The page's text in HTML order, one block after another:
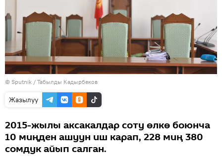
© Sputnik / Табылды Кадырбеков
Жазылуу
2015-жылы аксакалдар соту өлкө боюнча
10 миңден ашуун иш карап, 228 миң 380
сомдук айып салган.